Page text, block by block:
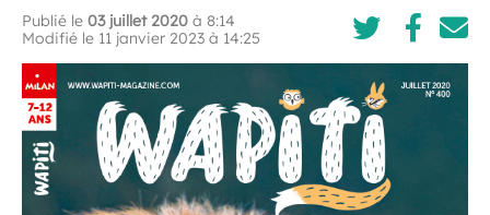
Publié le 03 juillet 2020 à 8:14
Modifié le 11 janvier 2023 à 14:25